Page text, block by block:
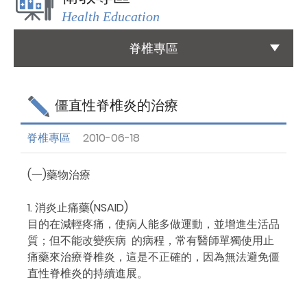
Health Education
友善連結
Links
聯絡我們
Contact
Health Education
脊椎專區
僵直性脊椎炎的治療
脊椎專區 2010-06-18
(一)藥物治療
1. 消炎止痛藥(NSAID)
目的在減輕疼痛，使病人能多做運動，並增進生活品
質；但不能改變疾病 的病程，常有醫師單獨使用止
痛藥來治療脊椎炎，這是不正確的，因為無法避免僵
直性脊椎炎的持續進展。